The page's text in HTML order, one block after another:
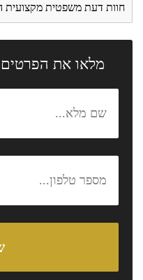
חוות דעת משפטית
מלאו את הפרטים